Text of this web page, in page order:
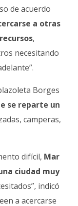
de acuerdo
a otras
,
necesitando
Borges
se reparte un
camperas,
difícil, Mar
ciudad muy
indicó
a acercarse